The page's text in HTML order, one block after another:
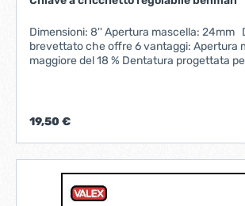
Dimensioni: 8'' Apertura mascella: 24mm
brevettato che offre 6 vantaggi: Apertura mascella
maggiore del 18 % Dentatura progettata per una presa
incisi al laser
19,50 €